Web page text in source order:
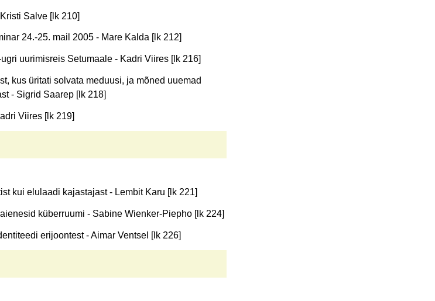
Salve [lk 210]
24.-25. mail 2005 - Mare Kalda [lk 212]
uurimisreis Setumaale - Kadri Viires [lk 216]
kus üritati solvata meduusi, ja mõned uuemad
- Sigrid Saarep [lk 218]
Viires [lk 219]
kui elulaadi kajastajast - Lembit Karu [lk 221]
küberruumi - Sabine Wienker-Piepho [lk 224]
erijoontest - Aimar Ventsel [lk 226]